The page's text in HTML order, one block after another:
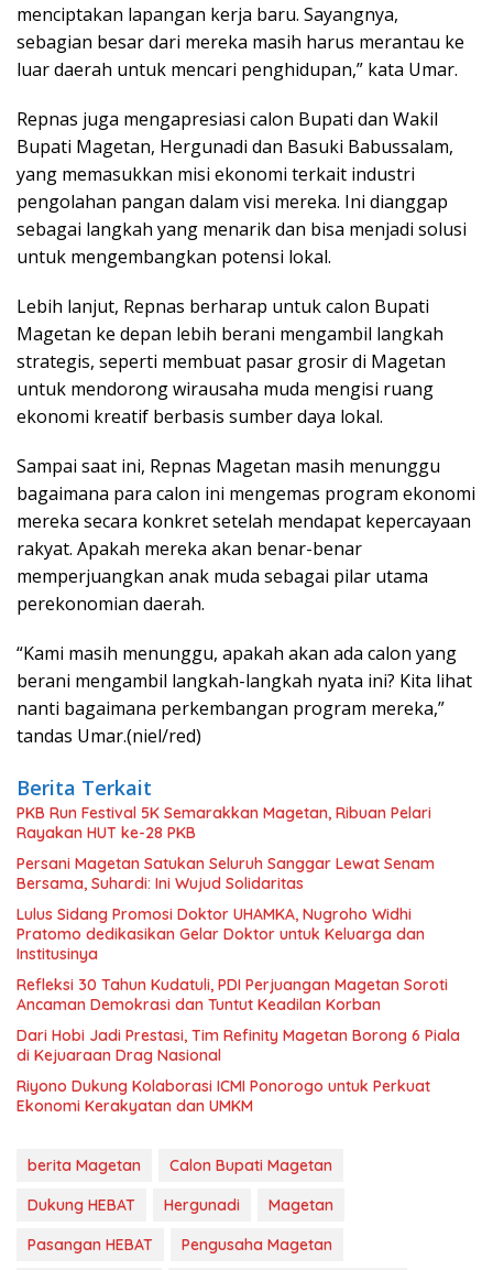
menciptakan lapangan kerja baru. Sayangnya,
sebagian besar dari mereka masih harus merantau ke
luar daerah untuk mencari penghidupan,” kata Umar.
Repnas juga mengapresiasi calon Bupati dan Wakil
Bupati Magetan, Hergunadi dan Basuki Babussalam,
yang memasukkan misi ekonomi terkait industri
pengolahan pangan dalam visi mereka. Ini dianggap
sebagai langkah yang menarik dan bisa menjadi solusi
untuk mengembangkan potensi lokal.
Lebih lanjut, Repnas berharap untuk calon Bupati
Magetan ke depan lebih berani mengambil langkah
strategis, seperti membuat pasar grosir di Magetan
untuk mendorong wirausaha muda mengisi ruang
ekonomi kreatif berbasis sumber daya lokal.
Sampai saat ini, Repnas Magetan masih menunggu
bagaimana para calon ini mengemas program ekonomi
mereka secara konkret setelah mendapat kepercayaan
rakyat. Apakah mereka akan benar-benar
memperjuangkan anak muda sebagai pilar utama
perekonomian daerah.
“Kami masih menunggu, apakah akan ada calon yang
berani mengambil langkah-langkah nyata ini? Kita lihat
nanti bagaimana perkembangan program mereka,”
tandas Umar.(niel/red)
Berita Terkait
PKB Run Festival 5K Semarakkan Magetan, Ribuan Pelari
Rayakan HUT ke-28 PKB
Persani Magetan Satukan Seluruh Sanggar Lewat Senam
Bersama, Suhardi: Ini Wujud Solidaritas
Lulus Sidang Promosi Doktor UHAMKA, Nugroho Widhi
Pratomo dedikasikan Gelar Doktor untuk Keluarga dan
Institusinya
Refleksi 30 Tahun Kudatuli, PDI Perjuangan Magetan Soroti
Ancaman Demokrasi dan Tuntut Keadilan Korban
Dari Hobi Jadi Prestasi, Tim Refinity Magetan Borong 6 Piala
di Kejuaraan Drag Nasional
Riyono Dukung Kolaborasi ICMI Ponorogo untuk Perkuat
Ekonomi Kerakyatan dan UMKM
berita Magetan
Calon Bupati Magetan
Dukung HEBAT
Hergunadi
Magetan
Pasangan HEBAT
Pengusaha Magetan